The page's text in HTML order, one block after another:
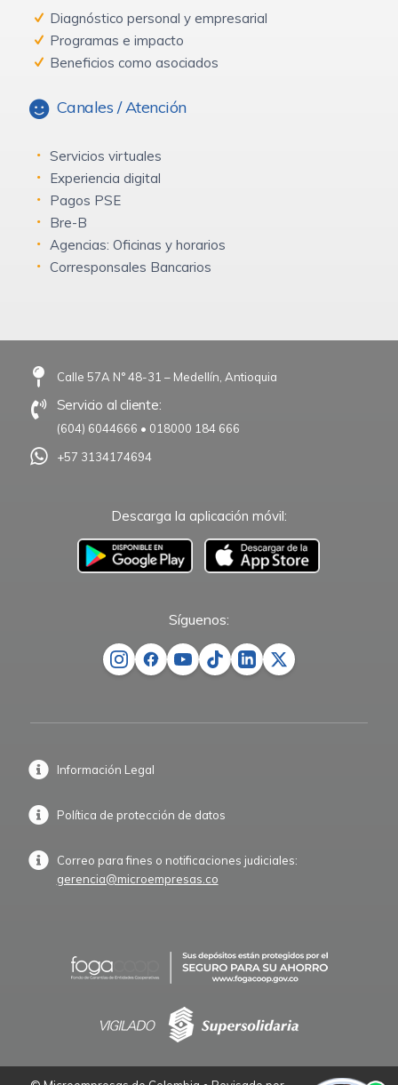
Diagnóstico personal y empresarial
Programas e impacto
Beneficios como asociados
Canales / Atención
Servicios virtuales
Experiencia digital
Pagos PSE
Bre-B
Agencias: Oficinas y horarios
Corresponsales Bancarios
Calle 57A N° 48-31 – Medellín, Antioquia
Servicio al cliente:
(604) 6044666 • 018000 184 666
+57 3134174694
Descarga la aplicación móvil:
–
Síguenos:
Información Legal
Política de protección de datos
Correo para fines o notificaciones judiciales:
gerencia@microempresas.co